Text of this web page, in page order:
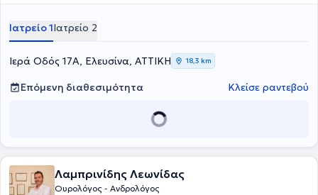
ογκολογία του ουροποιητικού, με έμφαση στις ελάχιστα
επιστημονικό και κλινικό έργο με επίκεντρο τη διαχείριση σύνθετων
ογκολογικών περιστατικών, με στόχο την ολοκληρωμένη και
εξατομικευμένη φροντίδα υψηλής ακρίβειας. Διαθέτει πληθώρα
δημοσιευμένων εργασιών σε διεθνή περιοδικά, με ενεργή συμμετοχή
σε ελληνικά και διεθνή συνέδρια καθώς και έχει λάβει
Επιστημονικές Διακρίσεις. Είναι μέλος της Επιτροπής
και μέλος του τμήματος ενδοουρολογίας και λαπαροσκοπικης
Ιατρείο 1Ιατρείο 2
Ιερά Οδός 17Α, Ελευσίνα, ΑΤΤΙΚΗ 18,3 km
Επόμενη διαθεσιμότητα Κλείσε ραντεβού
Λαμπρινίδης Λεωνίδας
Ουρολόγος - Ανδρολόγος